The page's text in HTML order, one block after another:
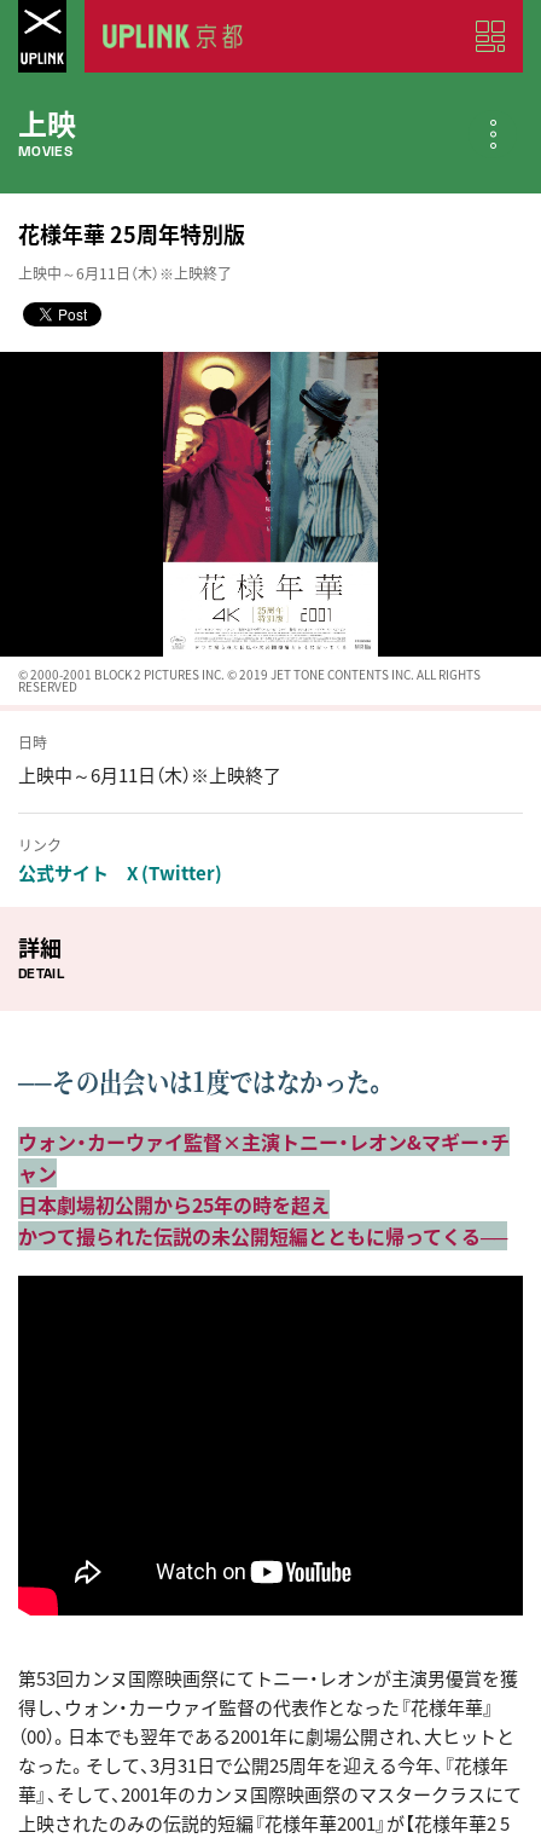
上映
MOVIES
公開中の作品
近日公開の作品
今月のスケジュール
花様年華 25周年特別版
上映中～6月11日（木）※上映終了
© 2000-2001 BLOCK 2 PICTURES INC. © 2019 JET TONE CONTENTS INC. ALL RIGHTS
RESERVED
日時
上映中～6月11日（木）※上映終了
リンク
公式サイト X (Twitter)
詳細
DETAIL
──その出会いは1度ではなかった。
ウォン・カーウァイ監督×主演トニー・レオン&マギー・チ
ャン
日本劇場初公開から25年の時を超え
かつて撮られた伝説の未公開短編とともに帰ってくる──
第53回カンヌ国際映画祭にてトニー・レオンが主演男優賞を獲
得し、ウォン・カーウァイ監督の代表作となった『花様年華』
（00）。日本でも翌年である2001年に劇場公開され、大ヒットと
なった。そして、3月31日で公開25周年を迎える今年、『花様年
華』、そして、2001年のカンヌ国際映画祭のマスタークラスにて
上映されたのみの伝説的短編『花様年華2001』が【花様年華2 5